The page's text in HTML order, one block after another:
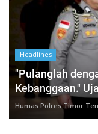
Headlines
"Pulanglah
Kebanggaan."
Humas Polres Timor